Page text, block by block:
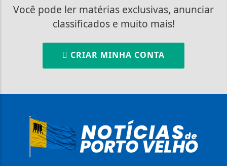
Você pode ler matérias exclusivas, anunciar
classificados e muito mais!
CRIAR MINHA CONTA